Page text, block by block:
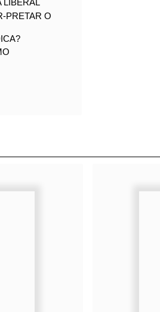
LIBERAL
PRETAR O